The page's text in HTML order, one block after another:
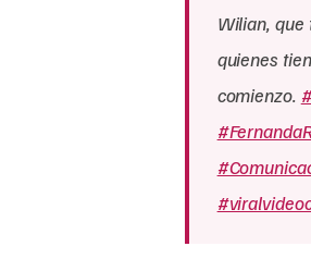
Wilian, que
quienes
comienzo.